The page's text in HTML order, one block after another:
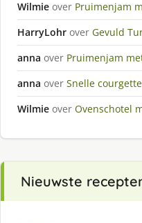
Wilmie over Pruimenjam
HarryLohr over Gevuld
anna over Pruimenjam
anna over Snelle
Wilmie over Ovenschotel
Nieuwste